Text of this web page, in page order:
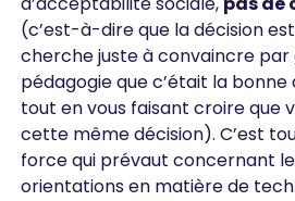
(c’est-à-dire que la décision
cherche juste à convaincre
pédagogie que c’était la
tout en vous faisant croire que
cette même décision). C’est
force qui prévaut concernant
orientations en matière de